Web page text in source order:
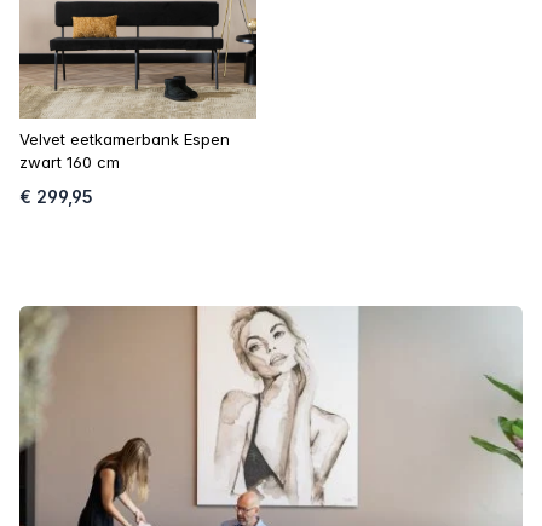
Velvet eetkamerbank Espen
zwart 160 cm
€ 299,95